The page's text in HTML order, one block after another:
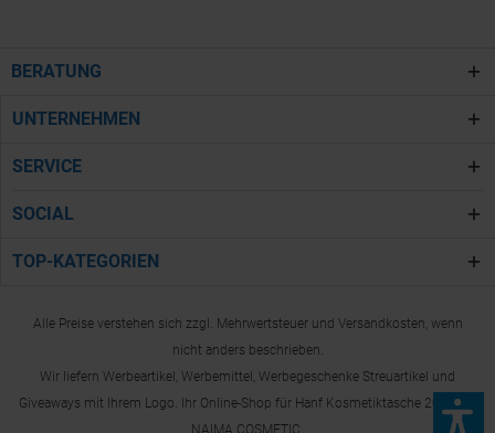
BERATUNG
UNTERNEHMEN
SERVICE
SOCIAL
TOP-KATEGORIEN
Alle Preise verstehen sich zzgl. Mehrwertsteuer und Versandkosten, wenn
nicht anders beschrieben.
Wir liefern Werbeartikel, Werbemittel, Werbegeschenke Streuartikel und
Giveaways mit Ihrem Logo. Ihr Online-Shop für Hanf Kosmetiktasche 200g/m²
NAIMA COSMETIC.